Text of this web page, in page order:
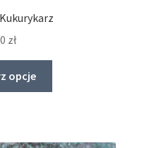
zł
opcje
wariantów.